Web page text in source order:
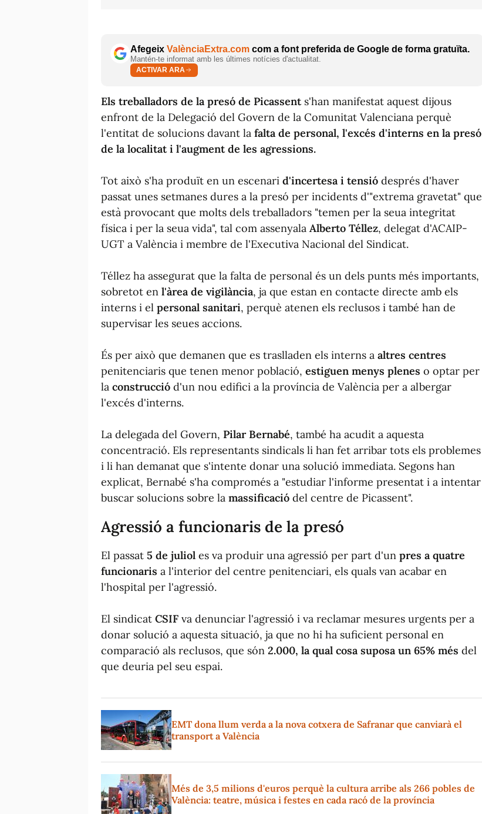
Afegeix ValènciaExtra.com com a font preferida de Google de forma gratuïta.
Mantén-te informat amb les últimes notícies d'actualitat.
ACTIVAR ARA
Els treballadors de la presó de Picassent s'han manifestat aquest dijous
enfront de la Delegació del Govern de la Comunitat Valenciana perquè
l'entitat de solucions davant la falta de personal, l'excés d'interns en la presó
de la localitat i l'augment de les agressions.
Tot això s'ha produït en un escenari d'incertesa i tensió després d'haver
passat unes setmanes dures a la presó per incidents d'"extrema gravetat" que
està provocant que molts dels treballadors "temen per la seua integritat
física i per la seua vida", tal com assenyala Alberto Téllez, delegat d'ACAIP-
UGT a València i membre de l'Executiva Nacional del Sindicat.
Téllez ha assegurat que la falta de personal és un dels punts més importants,
sobretot en l'àrea de vigilància, ja que estan en contacte directe amb els
interns i el personal sanitari, perquè atenen els reclusos i també han de
supervisar les seues accions.
És per això que demanen que es traslladen els interns a altres centres
penitenciaris que tenen menor població, estiguen menys plenes o optar per
la construcció d'un nou edifici a la província de València per a albergar
l'excés d'interns.
La delegada del Govern, Pilar Bernabé, també ha acudit a aquesta
concentració. Els representants sindicals li han fet arribar tots els problemes
i li han demanat que s'intente donar una solució immediata. Segons han
explicat, Bernabé s'ha compromés a "estudiar l'informe presentat i a intentar
buscar solucions sobre la massificació del centre de Picassent".
Agressió a funcionaris de la presó
El passat 5 de juliol es va produir una agressió per part d'un pres a quatre
funcionaris a l'interior del centre penitenciari, els quals van acabar en
l'hospital per l'agressió.
El sindicat CSIF va denunciar l'agressió i va reclamar mesures urgents per a
donar solució a aquesta situació, ja que no hi ha suficient personal en
comparació als reclusos, que són 2.000, la qual cosa suposa un 65% més del
que deuria pel seu espai.
EMT dona llum verda a la nova cotxera de Safranar que canviarà el
transport a València
Més de 3,5 milions d'euros perquè la cultura arribe als 266 pobles de
València: teatre, música i festes en cada racó de la província